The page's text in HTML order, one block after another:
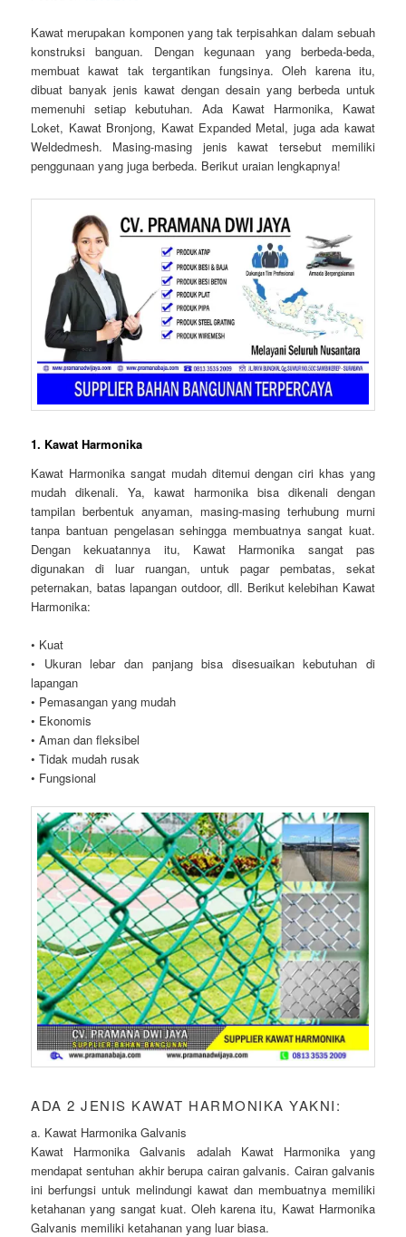
Kawat merupakan komponen yang tak terpisahkan dalam sebuah
konstruksi banguan. Dengan kegunaan yang berbeda-beda,
membuat kawat tak tergantikan fungsinya. Oleh karena itu,
dibuat banyak jenis kawat dengan desain yang berbeda untuk
memenuhi setiap kebutuhan. Ada Kawat Harmonika, Kawat
Loket, Kawat Bronjong, Kawat Expanded Metal, juga ada kawat
Weldedmesh. Masing-masing jenis kawat tersebut memiliki
penggunaan yang juga berbeda. Berikut uraian lengkapnya!
1. Kawat Harmonika
Kawat Harmonika sangat mudah ditemui dengan ciri khas yang
mudah dikenali. Ya, kawat harmonika bisa dikenali dengan
tampilan berbentuk anyaman, masing-masing terhubung murni
tanpa bantuan pengelasan sehingga membuatnya sangat kuat.
Dengan kekuatannya itu, Kawat Harmonika sangat pas
digunakan di luar ruangan, untuk pagar pembatas, sekat
peternakan, batas lapangan outdoor, dll. Berikut kelebihan Kawat
Harmonika:
• Kuat
• Ukuran lebar dan panjang bisa disesuaikan kebutuhan di
lapangan
• Pemasangan yang mudah
• Ekonomis
• Aman dan fleksibel
• Tidak mudah rusak
• Fungsional
ADA 2 JENIS KAWAT HARMONIKA YAKNI:
a. Kawat Harmonika Galvanis
Kawat Harmonika Galvanis adalah Kawat Harmonika yang
mendapat sentuhan akhir berupa cairan galvanis. Cairan galvanis
ini berfungsi untuk melindungi kawat dan membuatnya memiliki
ketahanan yang sangat kuat. Oleh karena itu, Kawat Harmonika
Galvanis memiliki ketahanan yang luar biasa.